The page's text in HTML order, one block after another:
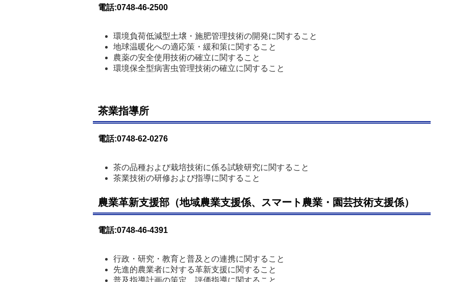
電話:0748-46-2500
環境負荷低減型土壌・施肥管理技術の開発に関すること
地球温暖化への適応策・緩和策に関すること
農薬の安全使用技術の確立に関すること
環境保全型病害虫管理技術の確立に関すること
茶業指導所
電話:0748-62-0276
茶の品種および栽培技術に係る試験研究に関すること
茶業技術の研修および指導に関すること
農業革新支援部（地域農業支援係、スマート農業・園芸技術支援係）
電話:0748-46-4391
行政・研究・教育と普及との連携に関すること
先進的農業者に対する革新支援に関すること